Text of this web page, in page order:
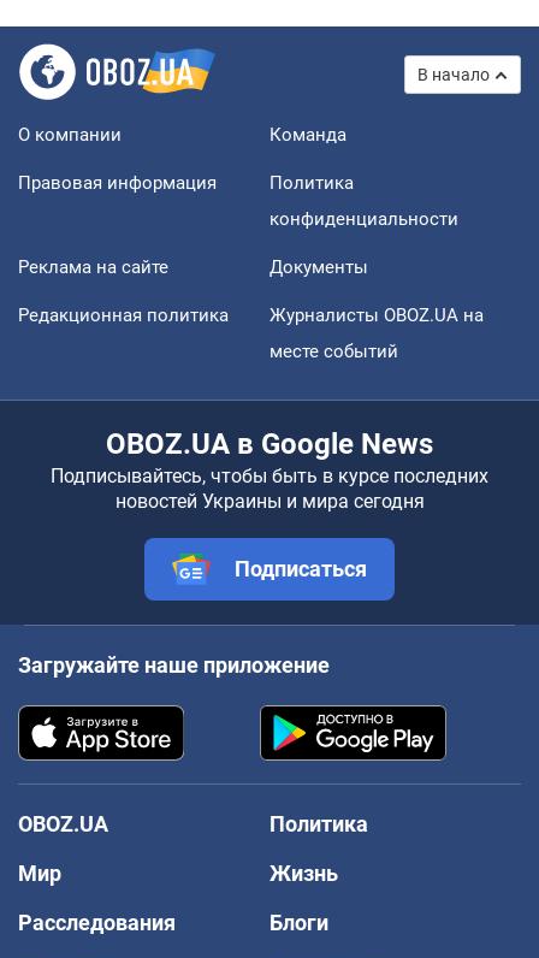
В начало
О компании Команда
Правовая информация
Политика
конфиденциальности
Реклама на сайте Документы
Редакционная политика
Журналисты OBOZ.UA на
месте событий
OBOZ.UA в Google News
Подписывайтесь, чтобы быть в курсе последних
новостей Украины и мира сегодня
Подписаться
Загружайте наше приложение
OBOZ.UA
Политика
Мир
Жизнь
Расследования
Блоги